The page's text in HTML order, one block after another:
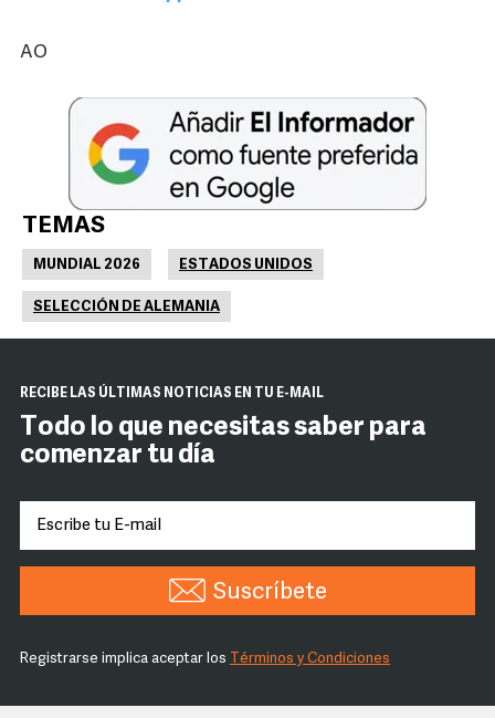
AO
TEMAS
MUNDIAL 2026 ESTADOS UNIDOS
SELECCIÓN DE ALEMANIA
RECIBE LAS ÚLTIMAS NOTICIAS EN TU E-MAIL
Todo lo que necesitas saber para
comenzar tu día
Suscríbete
Registrarse implica aceptar los Términos y Condiciones